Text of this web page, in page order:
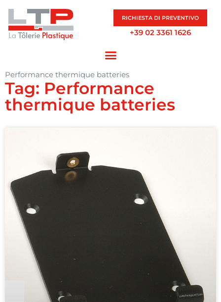
RICHIESTA DI PREVENTIVO
+39 02 3361 1626
Performance thermique batteries
Tag: Performance
thermique batteries